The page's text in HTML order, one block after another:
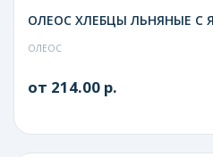
ОЛЕОС ХЛЕБЦЫ ЛЬНЯНЫЕ С
ОЛЕОС
от 214.00 р.